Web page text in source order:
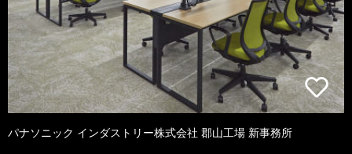
パナソニック インダストリー株式会社 郡山工場 新事務所